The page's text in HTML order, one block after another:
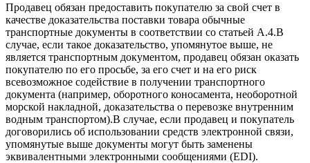
Продавец обязан предоставить покупателю за свой счет в
качестве доказательства поставки товара обычные
транспортные документы в соответствии со статьей А.4.В
случае, если такое доказательство, упомянутое выше, не
является транспортным документом, продавец обязан оказать
покупателю по его просьбе, за его счет и на его риск
всевозможное содействие в получении транспортного
документа (например, оборотного коносамента, необоротной
морской накладной, доказательства о перевозке внутренним
водным транспортом).В случае, если продавец и покупатель
договорились об использовании средств электронной связи,
упомянутые выше документы могут быть заменены
эквивалентными электронными сообщениями (EDI).